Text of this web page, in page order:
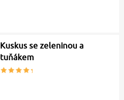
Kuskus se zeleninou a
tuňákem